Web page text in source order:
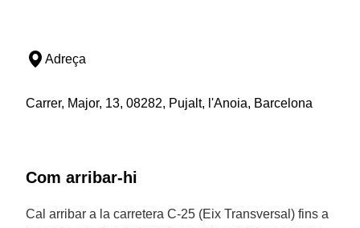
Adreça
Carrer, Major, 13, 08282, Pujalt, l'Anoia, Barcelona
Com arribar-hi
Cal arribar a la carretera C-25 (Eix Transversal) fins a